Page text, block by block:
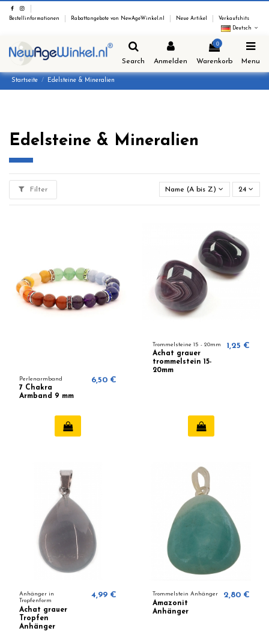
Bestellinformationen Rabattangebote von NewAgeWinkel.nl Neue Artikel
Verkaufshits
Deutsch
Search Anmelden
0
Warenkorb Menu
Startseite Edelsteine & Mineralien
Edelsteine & Mineralien
Filter Name (A bis Z) 24
Perlenarmband
7 Chakra
Armband 9 mm
6,50 €
Trommelsteine ​​15 - 20mm
Achat grauer
trommelstein 15-
20mm
1,25 €
Anhänger in
Tropfenform
Achat grauer
Tropfen
Anhänger
4,99 € Trommelstein Anhänger
Amazonit
Anhänger
2,80 €